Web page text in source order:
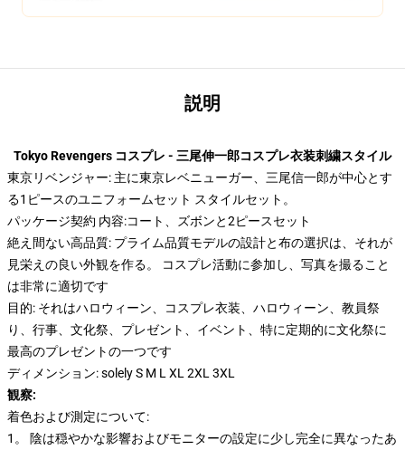
説明
Tokyo Revengers コスプレ - 三尾伸一郎コスプレ衣装刺繍スタイル
東京リベンジャー: 主に東京レベニューガー、三尾信一郎が中心とす
る1ピースのユニフォームセット スタイルセット。
パッケージ契約 内容:コート、ズボンと2ピースセット
絶え間ない高品質: プライム品質モデルの設計と布の選択は、それが
見栄えの良い外観を作る。 コスプレ活動に参加し、写真を撮ること
は非常に適切です
目的: それはハロウィーン、コスプレ衣装、ハロウィーン、教員祭
り、行事、文化祭、プレゼント、イベント、特に定期的に文化祭に
最高のプレゼントの一つです
ディメンション: solely S M L XL 2XL 3XL
観察:
着色および測定について:
1。 陰は穏やかな影響およびモニターの設定に少し完全に異なったあ